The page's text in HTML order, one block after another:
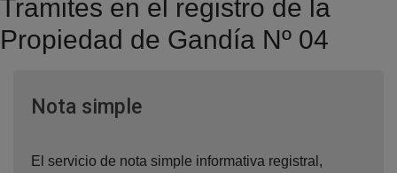
Tramites en el registro de la
Propiedad de Gandía Nº 04
Nota simpleVentana nueva
El servicio de nota simple informativa registral,